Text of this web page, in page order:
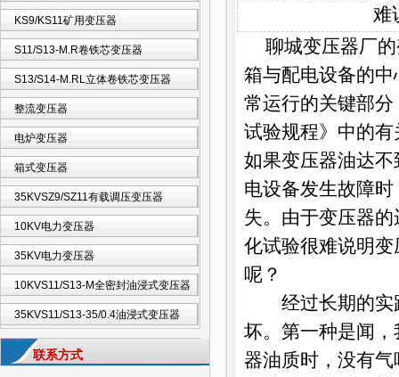
KS9/KS11矿用变压器
S11/S13-M.R卷铁芯变压器
S13/S14-M.RL立体卷铁芯变压器
整流变压器
电炉变压器
箱式变压器
35KVSZ9/SZ11有载调压变压器
10KV电力变压器
35KV电力变压器
10KVS11/S13-M全密封油浸式变压器
35KVS11/S13-35/0.4油浸式变压器
联系方式
难
聊城变压器厂
箱与配电设备的
常运行的关键部
试验规程》中的
如果变压器油达
电设备发生故障
失。由于变压器
化试验很难说明
呢？
经过长期的实践
坏。第一种是闻
器油质时，没有